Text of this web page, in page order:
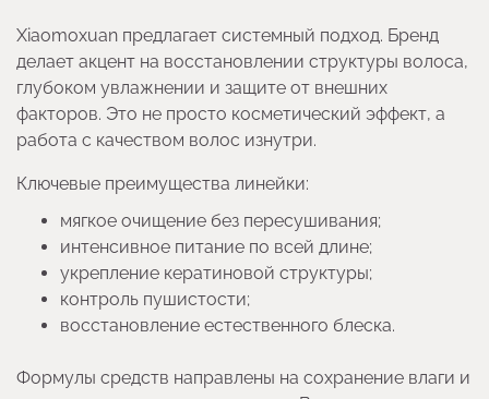
Xiaomoxuan предлагает системный подход. Бренд
делает акцент на восстановлении структуры волоса,
глубоком увлажнении и защите от внешних
факторов. Это не просто косметический эффект, а
работа с качеством волос изнутри.
Ключевые преимущества линейки:
мягкое очищение без пересушивания;
интенсивное питание по всей длине;
укрепление кератиновой структуры;
контроль пушистости;
восстановление естественного блеска.
Формулы средств направлены на сохранение влаги и